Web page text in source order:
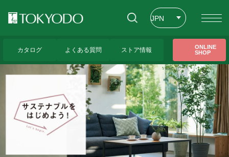
JPN
カタログ よくある質問 ストア情報
ONLINE
SHOP